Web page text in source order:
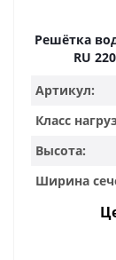
Решётка
RU
Артикул:
Класс
Высота:
Ширина